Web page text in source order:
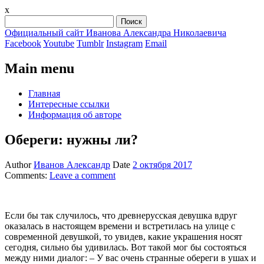
x
Официальный сайт Иванова Александра Николаевича
FacebookYoutube Tumblr Instagram Email
Main menu
Skip
content
Главная
Интересные ссылки
Информация об авторе
Обереги: нужны ли?
AuthorИванов Александр Date 2 октября 2017
Comments: Leave a comment
Если бы так случилось, что древнерусская девушка вдруг
оказалась в настоящем времени и встретилась на улице с
современной девушкой, то увидев, какие украшения носят
сегодня, сильно бы удивилась. Вот такой мог бы состояться
между ними диалог: – У вас очень странные обереги в ушах и